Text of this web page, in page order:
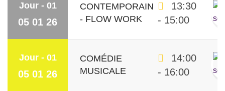
Jour - 01
05 01 26
CONTEMPORAIN
- FLOW WORK
13:30
- 15:00
Jour - 01
05 01 26
COMÉDIE
MUSICALE
14:00
- 16:00